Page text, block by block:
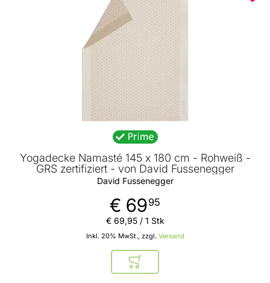
Yogadecke Namasté 145 x 180 cm - Rohweiß -
GRS zertifiziert - von David Fussenegger
David Fussenegger
€ 6995
Inkl. 20% MwSt., zzgl. Versand
€ 69,95/ 1 Stk
In den Warenkorb